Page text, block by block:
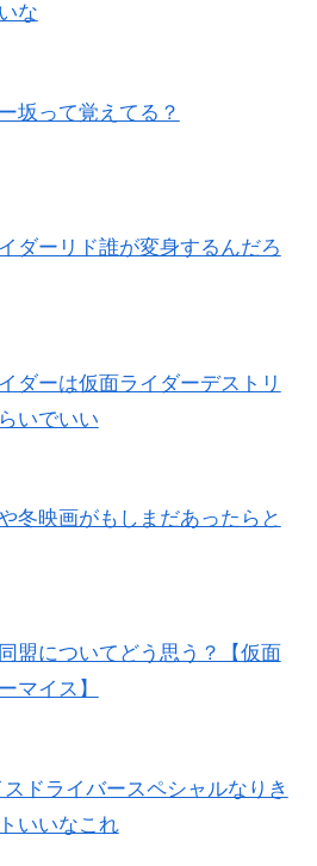
な
坂って覚えてる？
ダーリド誰が変身するんだろ
ダーは仮面ライダーデストリ
いでいい
冬映画がもしまだあったらと
盟についてどう思う？【仮面
マイス】
スドライバースペシャルなりき
いいなこれ